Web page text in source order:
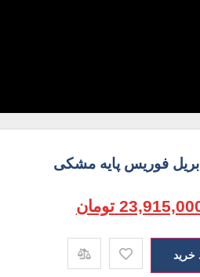
فوریس پایه مشکی
تومان
خرید